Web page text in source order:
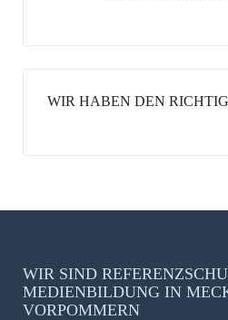
WIR HABEN DEN
WIR SIND
MEDIENBILDUNG IN
VORPOMMERN